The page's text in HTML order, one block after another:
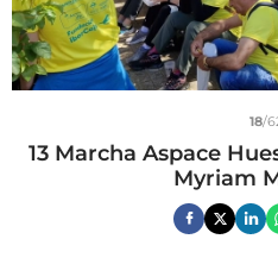
18/
13 Marcha Aspace
Myriam